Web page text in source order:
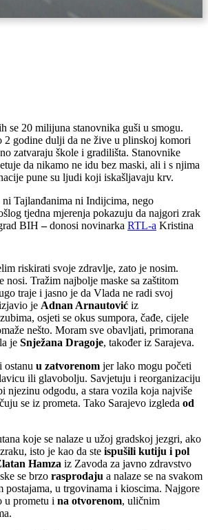
se 20 milijuna stanovnika guši u smogu.
godine dulji da ne žive u plinskoj komori
zatvaraju škole i gradilišta. Stanovnike
da nikamo ne idu bez maski, ali i s njima
pune su ljudi koji iskašljavaju krv.
Tajlanđanima ni Indijcima, nego
tjedna mjerenja pokazuju da najgori zrak
BIH –donosi novinarka RTL-a Kristina
riskirati svoje zdravlje, zato je nosim.
nosi. Tražim najbolje maske sa zaštitom
traje i jasno je da Vlada ne radi svoj
je Adnan Arnautović iz
osjeti se okus sumpora, čađe, cijele
nešto. Moram sve obavljati, primorana
je Snježana Dragoje, također iz Sarajeva.
ostanu u zatvorenom jer lako mogu početi
ili glavobolju. Savjetuju i reorganizaciju
njezinu odgodu, a stara vozila koja najviše
se iz prometa. Tako Sarajevo izgleda od
koje se nalaze u užoj gradskoj jezgri, ako
isto je kao da ste ispušili kutiju i pol
Hamza iz Zavoda za javno zdravstvo
se brzo rasprodaju a nalaze se na svakom
postajama, u trgovinama i kioscima. Najgore
u prometu i na otvorenom, uličnim